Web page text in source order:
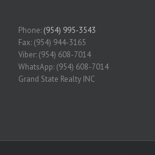
Phone: (954) 995-3543
Fax: (954) 944-3165
Viber: (954) 608-7014
WhatsApp: (954) 608-7014
Grand State Realty INC